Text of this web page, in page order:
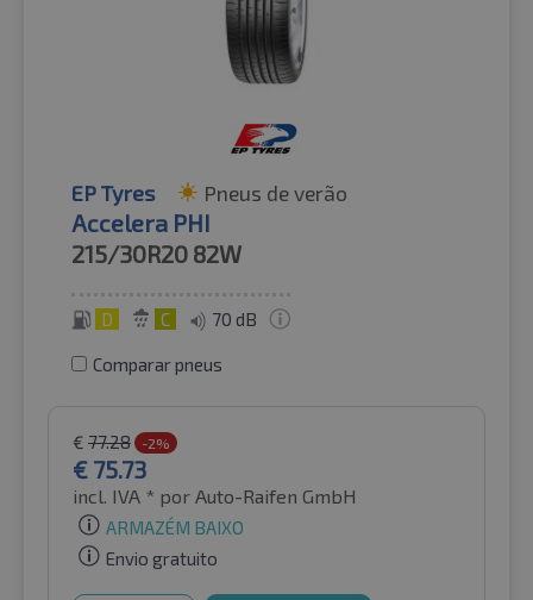
EP Tyres Pneus de verão
Accelera PHI
215/30R20 82W
D C 70 dB
Comparar pneus
€ 77.28 -2%
€ 75.73
incl. IVA * por Auto-Raifen GmbH
ARMAZÉM BAIXO
Envio gratuito